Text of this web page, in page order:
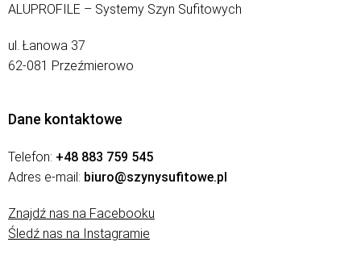
ALUPROFILE – Systemy Szyn Sufitowych
ul. Łanowa 37
62-081 Przeźmierowo
Dane kontaktowe
Telefon: +48 883 759 545
Adres e-mail: biuro@szynysufitowe.pl
Znajdź nas na Facebooku
Śledź nas na Instagramie